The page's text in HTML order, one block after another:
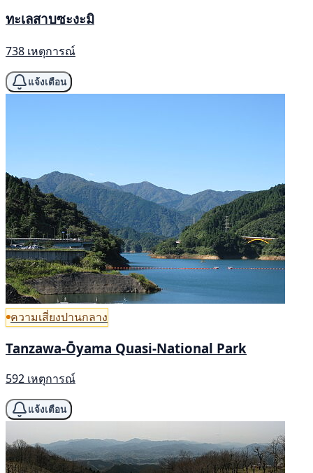
ทะเลสาบซะงะมิ
738 เหตุการณ์
แจ้งเตือน
ความเสี่ยงปานกลาง
Tanzawa-Ōyama Quasi-National Park
592 เหตุการณ์
แจ้งเตือน